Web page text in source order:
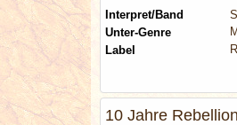
Interpret/Band
Unter-Genre
Label
10 Jahre